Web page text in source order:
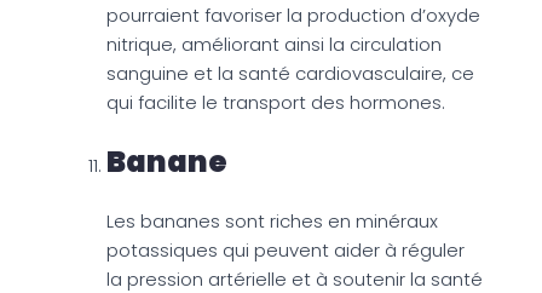
pourraient favoriser la production d’oxyde
nitrique, améliorant ainsi la circulation
sanguine et la santé cardiovasculaire, ce
qui facilite le transport des hormones.
Banane
Les bananes sont riches en minéraux
potassiques qui peuvent aider à réguler
la pression artérielle et à soutenir la santé